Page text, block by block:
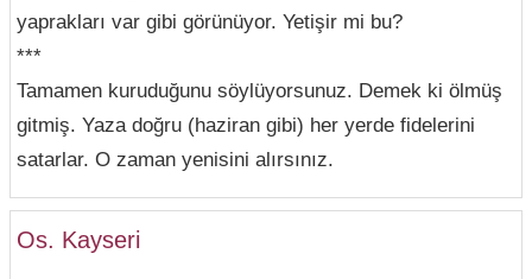
yaprakları var gibi görünüyor. Yetişir mi bu?
***
Tamamen kuruduğunu söylüyorsunuz. Demek ki ölmüş
gitmiş. Yaza doğru (haziran gibi) her yerde fidelerini
satarlar. O zaman yenisini alırsınız.
Os. Kayseri